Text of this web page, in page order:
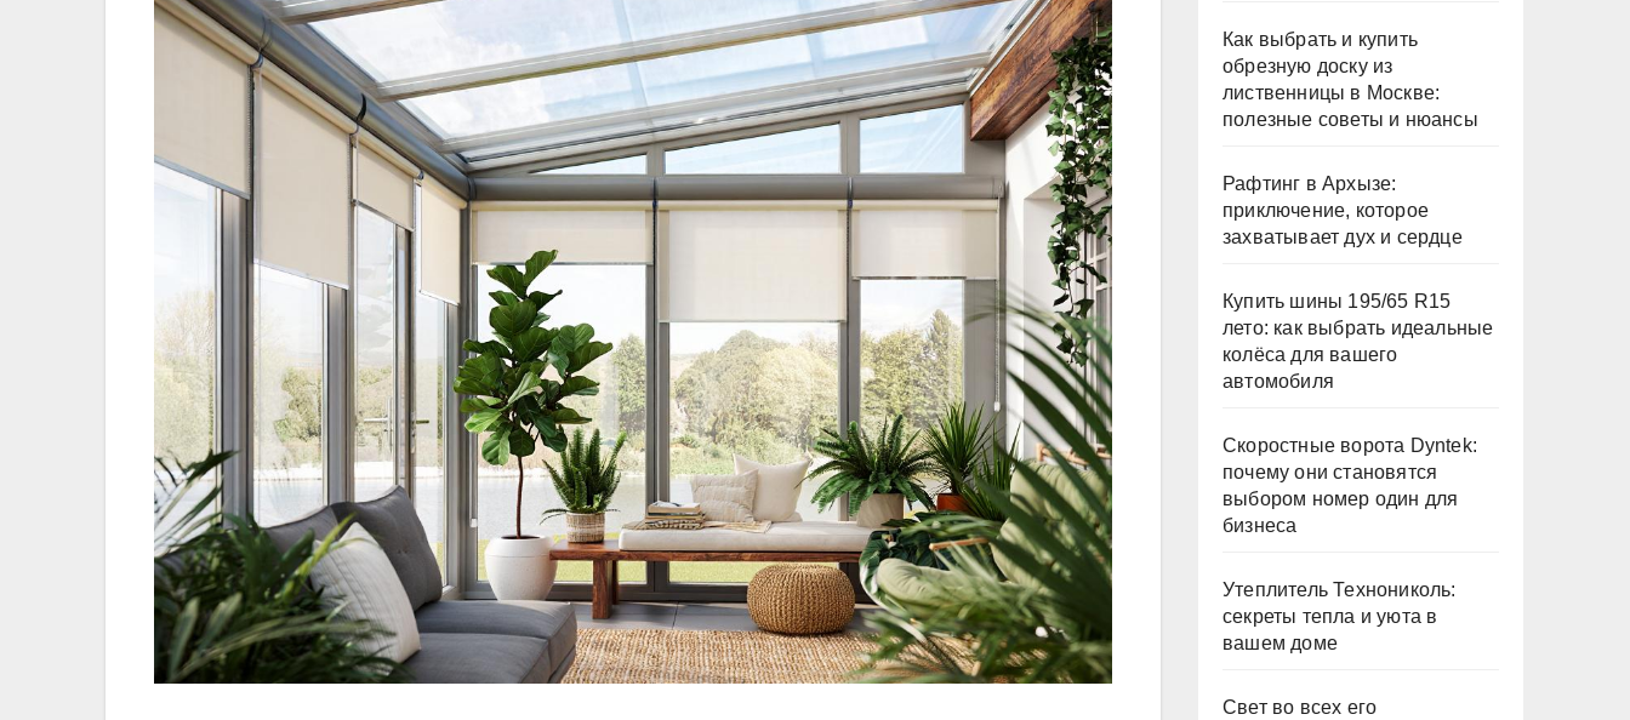
Как выбрать и купить
обрезную доску из
лиственницы в Москве:
полезные советы и нюансы
Рафтинг в Архызе:
приключение, которое
захватывает дух и сердце
Купить шины 195/65 R15
лето: как выбрать идеальные
колёса для вашего
автомобиля
Скоростные ворота Dyntek:
почему они становятся
выбором номер один для
бизнеса
Утеплитель Технониколь:
секреты тепла и уюта в
вашем доме
Свет во всех его